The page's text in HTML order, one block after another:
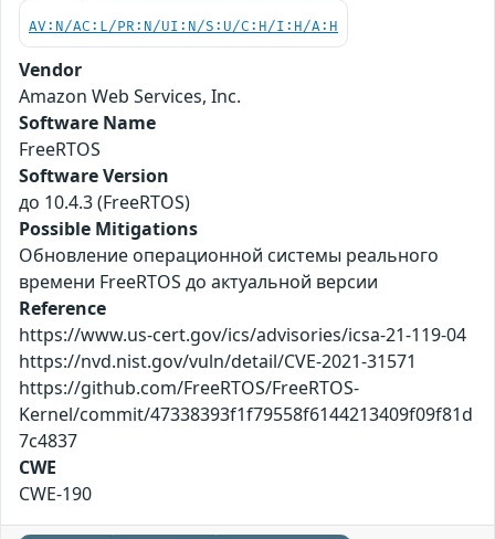
AV:N/AC:L/PR:N/UI:N/S:U/C:H/I:H/A:H
Vendor
Amazon Web Services, Inc.
Software Name
FreeRTOS
Software Version
до 10.4.3 (FreeRTOS)
Possible Mitigations
Обновление операционной системы реального
времени FreeRTOS до актуальной версии
Reference
https://www.us-cert.gov/ics/advisories/icsa-21-119-04
https://nvd.nist.gov/vuln/detail/CVE-2021-31571
https://github.com/FreeRTOS/FreeRTOS-
Kernel/commit/47338393f1f79558f6144213409f09f81d
7c4837
CWE
CWE-190